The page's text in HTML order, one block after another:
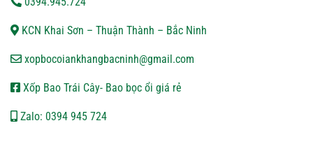
KCN Khai Sơn – Thuận Thành – Bắc Ninh
xopbocoiankhangbacninh@gmail.com
Xốp Bao Trái Cây- Bao bọc ổi giá rẻ
Zalo: 0394 945 724